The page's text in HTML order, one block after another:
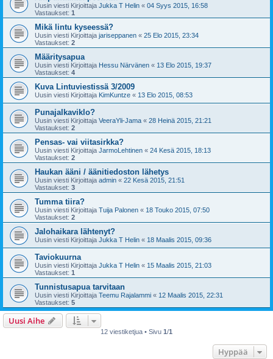
Uusin viesti Kirjoittaja Jukka T Helin « 04 Syys 2015, 16:58
Vastaukset: 1
Mikä lintu kyseessä?
Uusin viesti Kirjoittaja jariseppanen « 25 Elo 2015, 23:34
Vastaukset: 2
Määritysapua
Uusin viesti Kirjoittaja Hessu Närvänen « 13 Elo 2015, 19:37
Vastaukset: 4
Kuva Lintuviestissä 3/2009
Uusin viesti Kirjoittaja KimKuntze « 13 Elo 2015, 08:53
Punajalkaviklo?
Uusin viesti Kirjoittaja VeeraYli-Jama « 28 Heinä 2015, 21:21
Vastaukset: 2
Pensas- vai viitasirkka?
Uusin viesti Kirjoittaja JarmoLehtinen « 24 Kesä 2015, 18:13
Vastaukset: 2
Haukan ääni / äänitiedoston lähetys
Uusin viesti Kirjoittaja admin « 22 Kesä 2015, 21:51
Vastaukset: 3
Tumma tiira?
Uusin viesti Kirjoittaja Tuija Palonen « 18 Touko 2015, 07:50
Vastaukset: 2
Jalohaikara lähtenyt?
Uusin viesti Kirjoittaja Jukka T Helin « 18 Maalis 2015, 09:36
Taviokuurna
Uusin viesti Kirjoittaja Jukka T Helin « 15 Maalis 2015, 21:03
Vastaukset: 1
Tunnistusapua tarvitaan
Uusin viesti Kirjoittaja Teemu Rajalammi « 12 Maalis 2015, 22:31
Vastaukset: 5
Uusi Aihe
12 viestiketjua • Sivu 1/1
Hyppää